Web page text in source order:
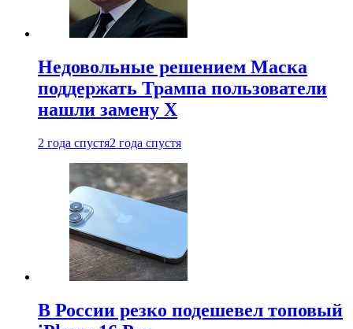
Недовольные решением Маска
поддержать Трампа пользователи
нашли замену X
2 года спустя2 года спустя
В России резко подешевел топовый